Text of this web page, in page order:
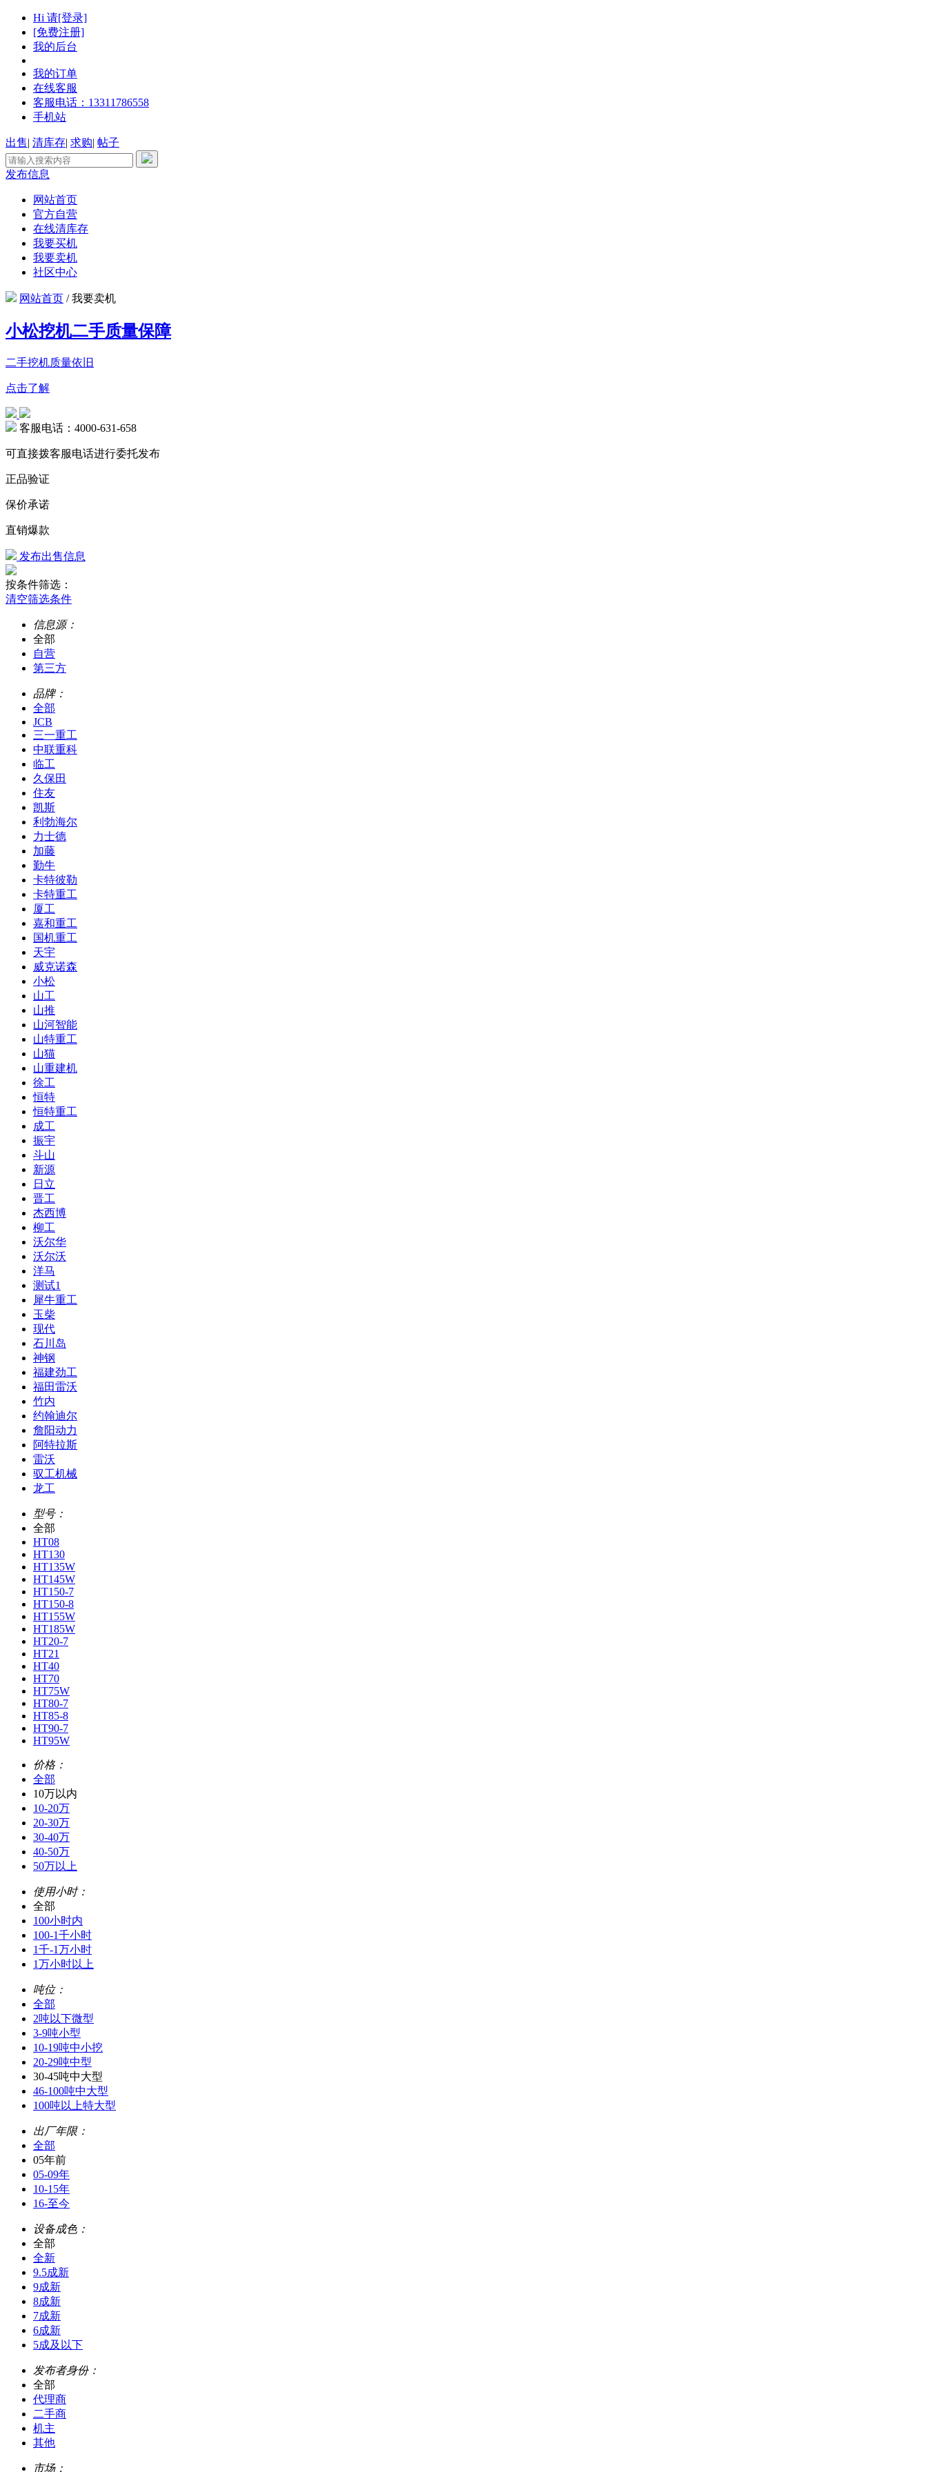
Hi 请[登录]
[免费注册]
我的后台
我的订单
在线客服
客服电话：13311786558
手机站
出售| 清库存| 求购| 帖子
发布信息
网站首页
官方自营
在线清库存
我要买机
我要卖机
社区中心
网站首页 /我要卖机
小松挖机二手质量保障
二手挖机质量依旧
点击了解
客服电话：4000-631-658
可直接拨客服电话进行委托发布
正品验证
保价承诺
直销爆款
发布出售信息
按条件筛选：
清空筛选条件
信息源：
全部
自营
第三方
品牌：
全部
JCB
三一重工
中联重科
临工
久保田
住友
凯斯
利勃海尔
力士德
加藤
勤牛
卡特彼勒
卡特重工
厦工
嘉和重工
国机重工
天宇
威克诺森
小松
山工
山推
山河智能
山特重工
山猫
山重建机
徐工
恒特
恒特重工
成工
振宇
斗山
新源
日立
晋工
杰西博
柳工
沃尔华
沃尔沃
洋马
测试1
犀牛重工
玉柴
现代
石川岛
神钢
福建劲工
福田雷沃
竹内
约翰迪尔
詹阳动力
阿特拉斯
雷沃
驭工机械
龙工
型号：
全部
HT08
HT130
HT135W
HT145W
HT150-7
HT150-8
HT155W
HT185W
HT20-7
HT21
HT40
HT70
HT75W
HT80-7
HT85-8
HT90-7
HT95W
价格：
全部
10万以内
10-20万
20-30万
30-40万
40-50万
50万以上
使用小时：
全部
100小时内
100-1千小时
1千-1万小时
1万小时以上
吨位：
全部
2吨以下微型
3-9吨小型
10-19吨中小挖
20-29吨中型
30-45吨中大型
46-100吨中大型
100吨以上特大型
出厂年限：
全部
05年前
05-09年
10-15年
16-至今
设备成色：
全部
全新
9.5成新
9成新
8成新
7成新
6成新
5成及以下
发布者身份：
全部
代理商
二手商
机主
其他
市场：